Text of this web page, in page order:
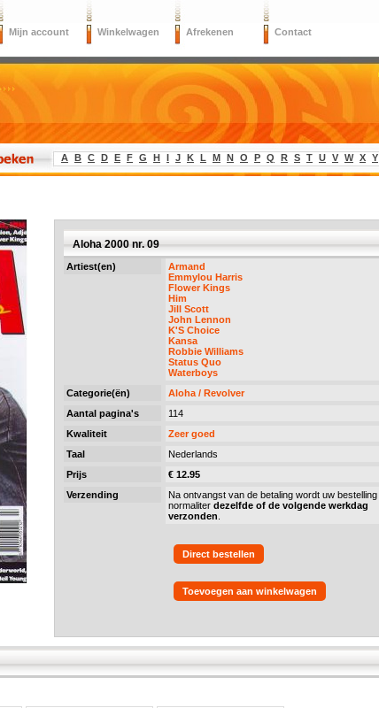
Mijn account Winkelwagen Afrekenen Contact
A B C D E F G H I J K L M N O P Q R S T U V W X Y
Aloha 2000 nr. 09
Artiest(en)
Armand
Emmylou Harris
Flower Kings
Him
Jill Scott
John Lennon
K'S Choice
Kansa
Robbie Williams
Status Quo
Waterboys
Categorie(ën)
Aloha / Revolver
Aantal pagina's
114
Kwaliteit
Zeer goed
Taal
Nederlands
Prijs
€ 12.95
Verzending
Na ontvangst van de betaling wordt uw bestelling
normaliter dezelfde of de volgende werkdag
verzonden
Direct bestellen
Toevoegen aan winkelwagen